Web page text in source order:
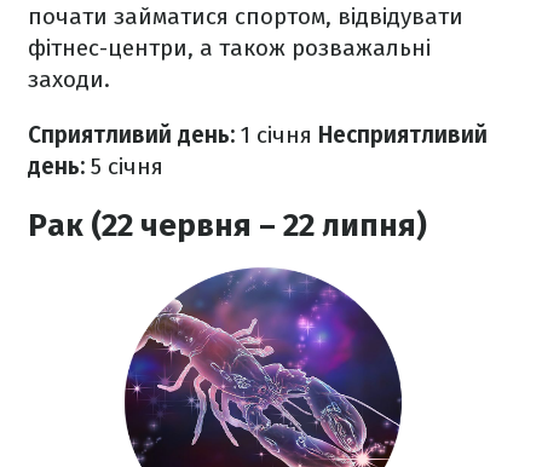
почати займатися спортом, відвідувати
фітнес-центри, а також розважальні
заходи.
Сприятливий день: 1 січня Несприятливий
день: 5 січня
Рак (22 червня – 22 липня)